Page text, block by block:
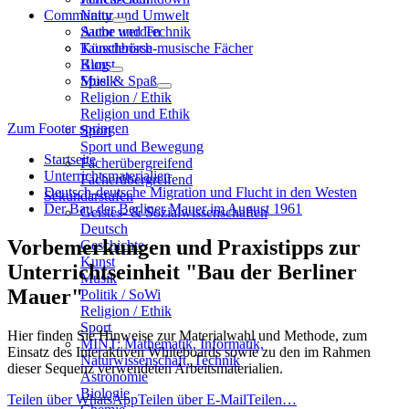
Natur und Umwelt
Sache und Technik
Künstlerisch-musische Fächer
Kunst
Musik
Religion / Ethik
Religion und Ethik
Sport
Sport und Bewegung
Fächerübergreifend
Fächerübergreifend
Sekundarstufen
Geistes- & Sozialwissenschaften
Deutsch
Geschichte
Kunst
Musik
Politik / SoWi
Religion / Ethik
Sport
MINT: Mathematik, Informatik,
Naturwissenschaft, Technik
Astronomie
Biologie
Community
Autor werden
Tauschbörse
Blog
Spiel & Spaß
Zum Footer springen
Startseite
Unterrichtsmaterialien
Deutsch-deutsche Migration und Flucht in den Westen
Der Bau der Berliner Mauer im August 1961
Vorbemerkungen und Praxistipps zur
Unterrichtseinheit "Bau der Berliner
Mauer"
Hier finden Sie Hinweise zur Materialwahl und Methode, zum
Einsatz des Interaktiven Whiteboards sowie zu den im Rahmen
dieser Sequenz verwendeten Arbeitsmaterialien.
Teilen über WhatsAppTeilen über E-MailTeilen…